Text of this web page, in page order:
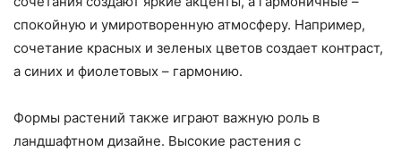
спокойную и умиротворенную атмосферу. Например,
сочетание красных и зеленых цветов создает контраст,
а синих и фиолетовых – гармонию.
Формы растений также играют важную роль в
ландшафтном дизайне. Высокие растения с